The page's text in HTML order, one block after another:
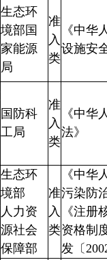
生态环
境部国
家能源
局
准
入
类
《中华
设施安
国防科
工局
准
入
类
《中华
法》
生态环
境部
人力资
源社会
保障部
准
入
类
《中华
污染防
《注册
资格制
发〔